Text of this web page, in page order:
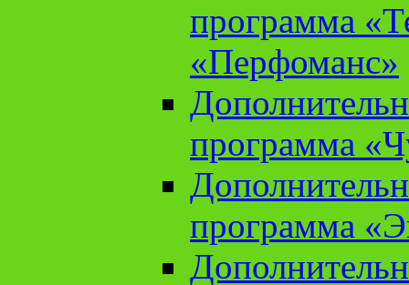
программа
«Перфоманс»
программа
программа